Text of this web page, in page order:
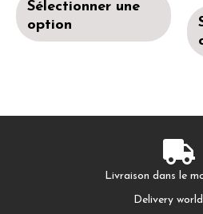
Sélectionner une
option
Livraison dans le
Delivery